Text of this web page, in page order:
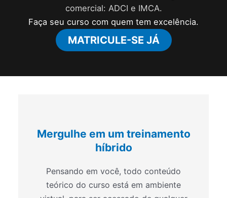
comercial: ADCI e IMCA.
Faça seu curso com quem tem excelência.
MATRICULE-SE JÁ
Mergulhe em um treinamento
híbrido
Pensando em você, todo conteúdo
teórico do curso está em ambiente